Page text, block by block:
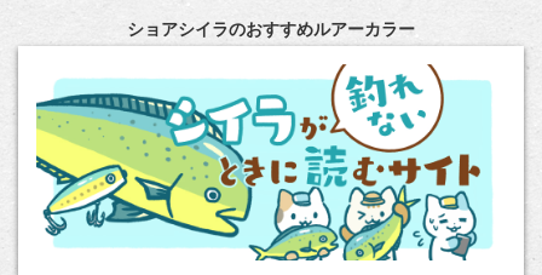
ショアシイラのおすすめルアーカラー